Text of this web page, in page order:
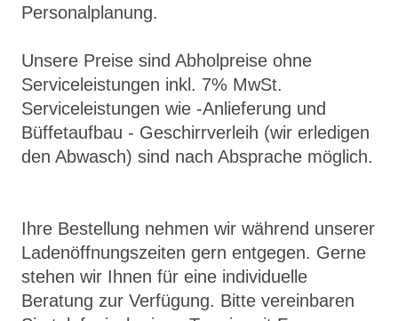
Personalplanung.
Unsere Preise sind Abholpreise ohne
Serviceleistungen inkl. 7% MwSt.
Serviceleistungen wie -Anlieferung und
Büffetaufbau - Geschirrverleih (wir erledigen
den Abwasch) sind nach Absprache möglich.
Ihre Bestellung nehmen wir während unserer
Ladenöffnungszeiten gern entgegen. Gerne
stehen wir Ihnen für eine individuelle
Beratung zur Verfügung. Bitte vereinbaren